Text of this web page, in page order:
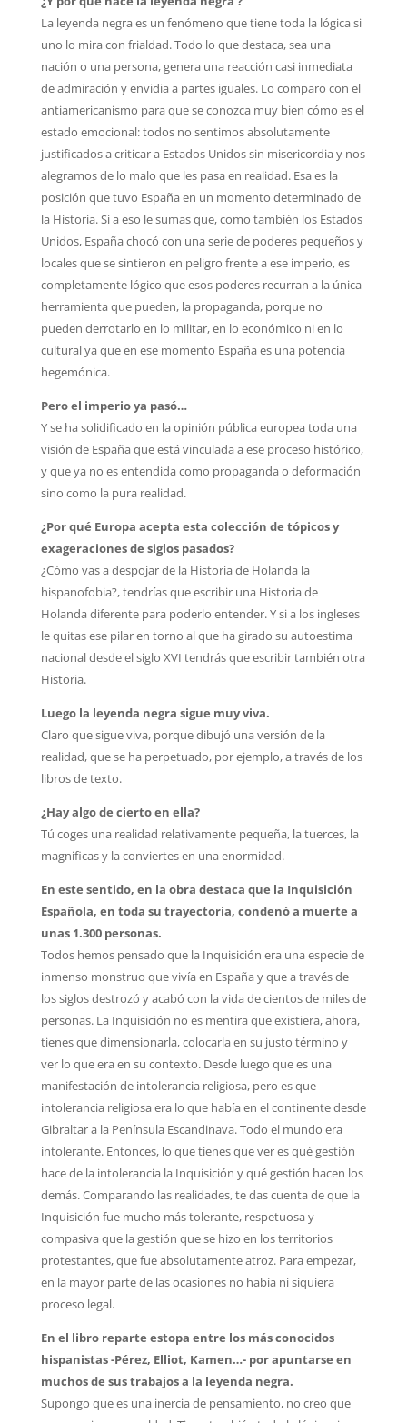
La leyenda negra es un fenómeno que tiene toda la lógica si
uno lo mira con frialdad. Todo lo que destaca, sea una
nación o una persona, genera una reacción casi inmediata
de admiración y envidia a partes iguales. Lo comparo con el
antiamericanismo para que se conozca muy bien cómo es el
estado emocional: todos no sentimos absolutamente
justificados a criticar a Estados Unidos sin misericordia y nos
alegramos de lo malo que les pasa en realidad. Esa es la
posición que tuvo España en un momento determinado de
la Historia. Si a eso le sumas que, como también los Estados
Unidos, España chocó con una serie de poderes pequeños y
locales que se sintieron en peligro frente a ese imperio, es
completamente lógico que esos poderes recurran a la única
herramienta que pueden, la propaganda, porque no
pueden derrotarlo en lo militar, en lo económico ni en lo
cultural ya que en ese momento España es una potencia
hegemónica.
Pero el imperio ya pasó…
Y se ha solidificado en la opinión pública europea toda una
visión de España que está vinculada a ese proceso histórico,
y que ya no es entendida como propaganda o deformación
sino como la pura realidad.
¿Por qué Europa acepta esta colección de tópicos y
exageraciones de siglos pasados?
¿Cómo vas a despojar de la Historia de Holanda la
hispanofobia?, tendrías que escribir una Historia de
Holanda diferente para poderlo entender. Y si a los ingleses
le quitas ese pilar en torno al que ha girado su autoestima
nacional desde el siglo XVI tendrás que escribir también otra
Historia.
Luego la leyenda negra sigue muy viva.
Claro que sigue viva, porque dibujó una versión de la
realidad, que se ha perpetuado, por ejemplo, a través de los
libros de texto.
¿Hay algo de cierto en ella?
Tú coges una realidad relativamente pequeña, la tuerces, la
magnificas y la conviertes en una enormidad.
En este sentido, en la obra destaca que la Inquisición
Española, en toda su trayectoria, condenó a muerte a
unas 1.300 personas.
Todos hemos pensado que la Inquisición era una especie de
inmenso monstruo que vivía en España y que a través de
los siglos destrozó y acabó con la vida de cientos de miles de
personas. La Inquisición no es mentira que existiera, ahora,
tienes que dimensionarla, colocarla en su justo término y
ver lo que era en su contexto. Desde luego que es una
manifestación de intolerancia religiosa, pero es que
intolerancia religiosa era lo que había en el continente desde
Gibraltar a la Península Escandinava. Todo el mundo era
intolerante. Entonces, lo que tienes que ver es qué gestión
hace de la intolerancia la Inquisición y qué gestión hacen los
demás. Comparando las realidades, te das cuenta de que la
Inquisición fue mucho más tolerante, respetuosa y
compasiva que la gestión que se hizo en los territorios
protestantes, que fue absolutamente atroz. Para empezar,
en la mayor parte de las ocasiones no había ni siquiera
proceso legal.
En el libro reparte estopa entre los más conocidos
hispanistas -Pérez, Elliot, Kamen…- por apuntarse en
muchos de sus trabajos a la leyenda negra.
Supongo que es una inercia de pensamiento, no creo que